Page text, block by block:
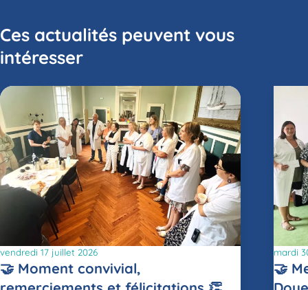
Ces actualités peuvent vous
intéresser
vendredi 17 juillet 2026
🤝 Moment convivial,
mardi
🤝